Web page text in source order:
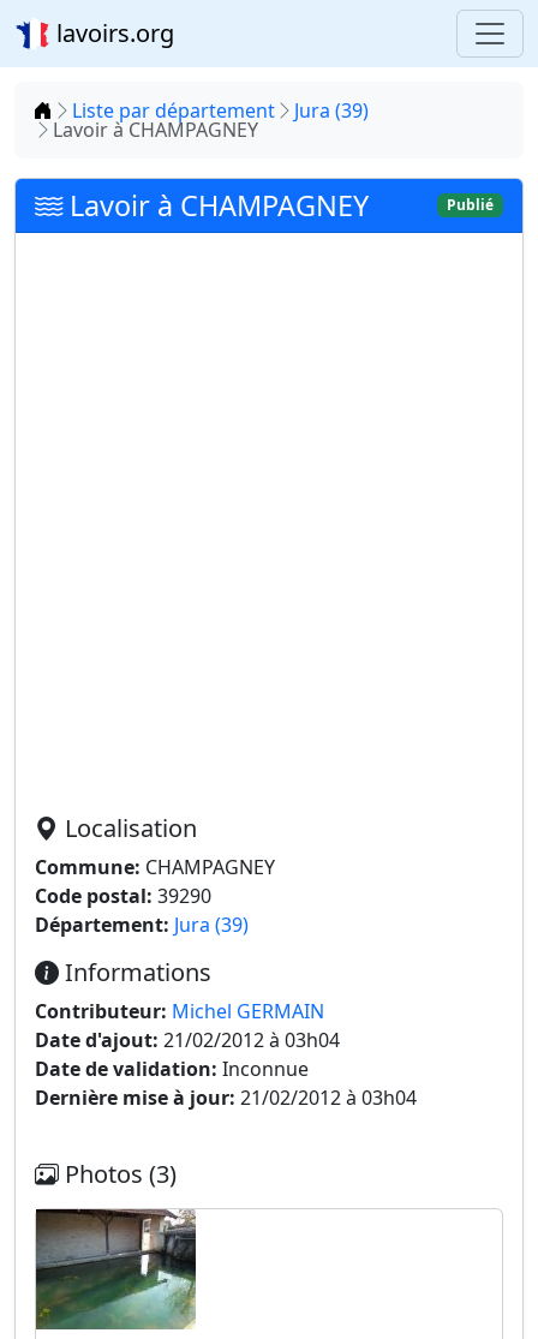
lavoirs.org
Accueil
Liste par département Jura (39)
Lavoir à CHAMPAGNEY
Lavoir à CHAMPAGNEY Publié
Localisation
Commune: CHAMPAGNEY
Code postal: 39290
Département: Jura (39)
Informations
Contributeur: Michel GERMAIN
Date d'ajout: 21/02/2012 à 03h04
Date de validation: Inconnue
Dernière mise à jour: 21/02/2012 à 03h04
Photos (3)